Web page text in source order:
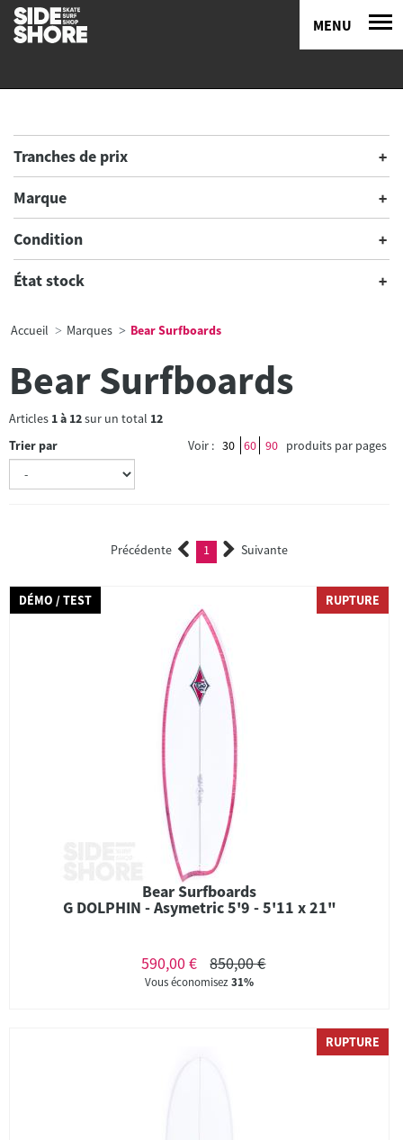
MENU
Tranches de prix
Marque
Condition
État stock
Accueil Marques Bear Surfboards
Bear Surfboards
Articles 1à 12sur un total 12
Trier par
Voir : 30 60 90 produits par pages
Précédente 1 (current)Suivante
DÉMO / TEST RUPTURE
Bear Surfboards
G DOLPHIN - Asymetric 5'9 - 5'11 x 21"
590,00 € 850,00 €
Vous économisez31%
RUPTURE